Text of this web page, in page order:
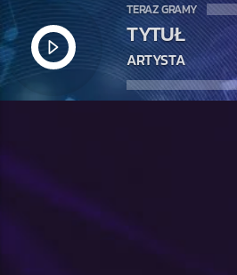
TERAZ GRAMY
TYTUŁ
ARTYSTA